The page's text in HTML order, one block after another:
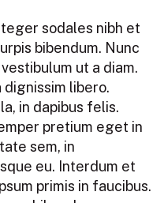
sodales nibh et
bibendum. Nunc
ut a diam.
dignissim libero.
in dapibus felis.
pretium eget in
sem, in
eu. Interdum et
primis in faucibus.